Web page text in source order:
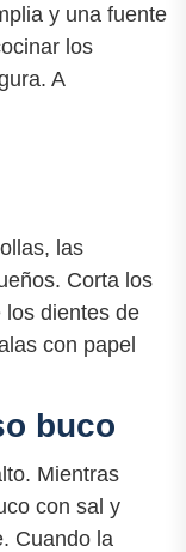
y una fuente
los
A
las
Corta los
los dientes de
con papel
buco
Mientras
con sal y
Cuando la